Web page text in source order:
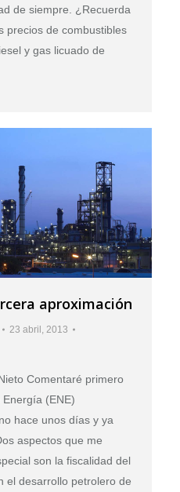
de siempre. ¿Recuerda
precios de combustibles
y gas licuado de
aproximación
23 abril, 2013
Comentaré primero
(ENE)
hace unos días y ya
aspectos que me
son la fiscalidad del
el desarrollo petrolero de